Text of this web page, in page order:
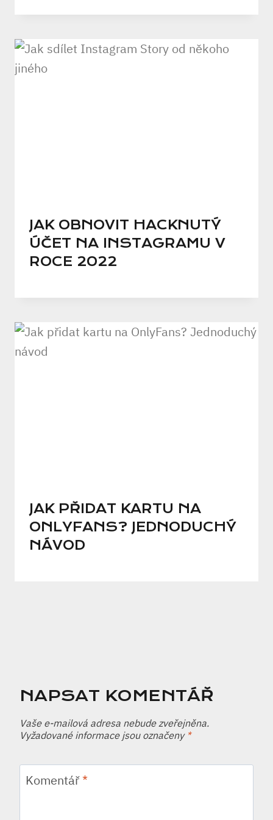
JAK OBNOVIT HACKNUTÝ
ÚČET NA INSTAGRAMU V
ROCE 2022
JAK PŘIDAT KARTU NA
ONLYFANS? JEDNODUCHÝ
NÁVOD
NAPSAT KOMENTÁŘ
Vaše e-mailová adresa nebude zveřejněna.
Vyžadované informace jsou označeny *
Komentář*